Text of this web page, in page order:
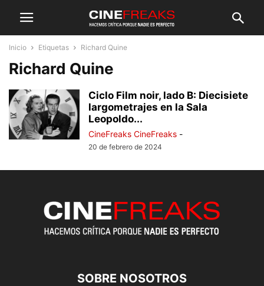
Inicio Etiquetas Richard Quine
Richard Quine
Ciclo Film noir, lado B: Diecisiete
largometrajes en la Sala
Leopoldo...
CineFreaks CineFreaks -
20 de febrero de 2024
SOBRE NOSOTROS